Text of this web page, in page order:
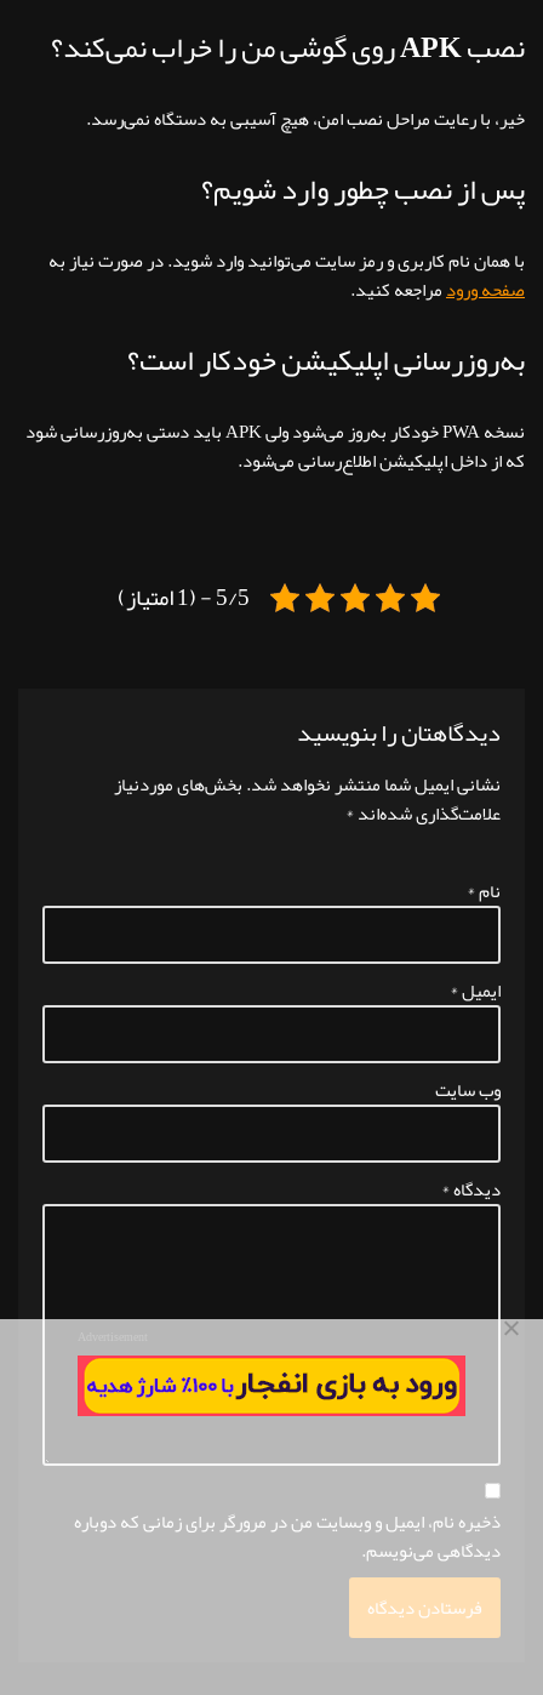
نصب APK روی گوشی من را خراب نمی‌کند؟
خیر، با رعایت مراحل نصب امن، هیچ آسیبی به دستگاه نمی‌رسد.
پس از نصب چطور وارد شویم؟
با همان نام کاربری و رمز سایت می‌توانید وارد شوید. در صورت نیاز به
صفحه ورودمراجعه کنید.
به‌روزرسانی اپلیکیشن خودکار است؟
نسخه PWA خودکار به‌روز می‌شود ولی APK باید دستی به‌روزرسانی شود
که از داخل اپلیکیشن اطلاع‌رسانی می‌شود.
5/5 - (1 امتیاز)
دیدگاهتان را بنویسید
نشانی ایمیل شما منتشر نخواهد شد.بخش‌های موردنیاز
علامت‌گذاری شده‌اند*
نام*
ایمیل*
وب‌ سایت
دیدگاه*
ذخیره نام، ایمیل و وبسایت من در مرورگر برای زمانی که دوباره
دیدگاهی می‌نویسم.